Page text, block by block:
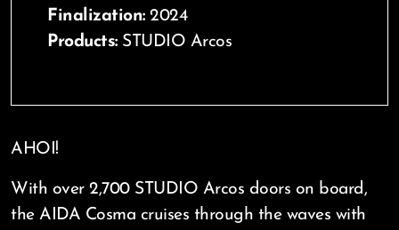
Finalization: 2024
Products:STUDIO Arcos
AHOI!
With over 2,700 STUDIO Arcos doors on board,
the AIDA Cosma cruises through the waves with